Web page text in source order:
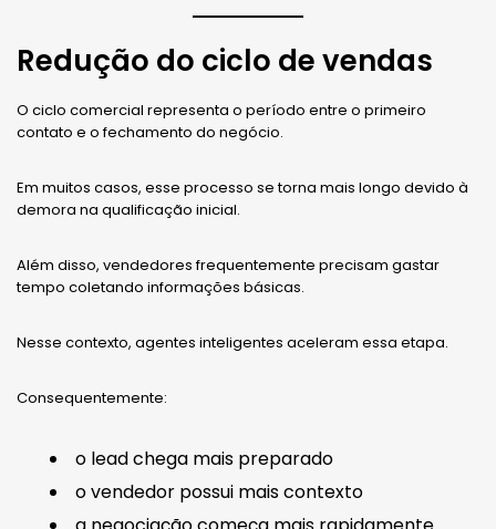
Redução do ciclo de vendas
O ciclo comercial representa o período entre o primeiro
contato e o fechamento do negócio.
Em muitos casos, esse processo se torna mais longo devido à
demora na qualificação inicial.
Além disso, vendedores frequentemente precisam gastar
tempo coletando informações básicas.
Nesse contexto, agentes inteligentes aceleram essa etapa.
Consequentemente:
o lead chega mais preparado
o vendedor possui mais contexto